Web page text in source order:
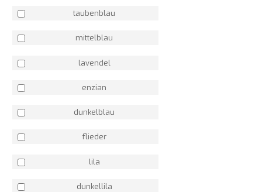
taubenblau
mittelblau
lavendel
enzian
dunkelblau
flieder
lila
dunkellila